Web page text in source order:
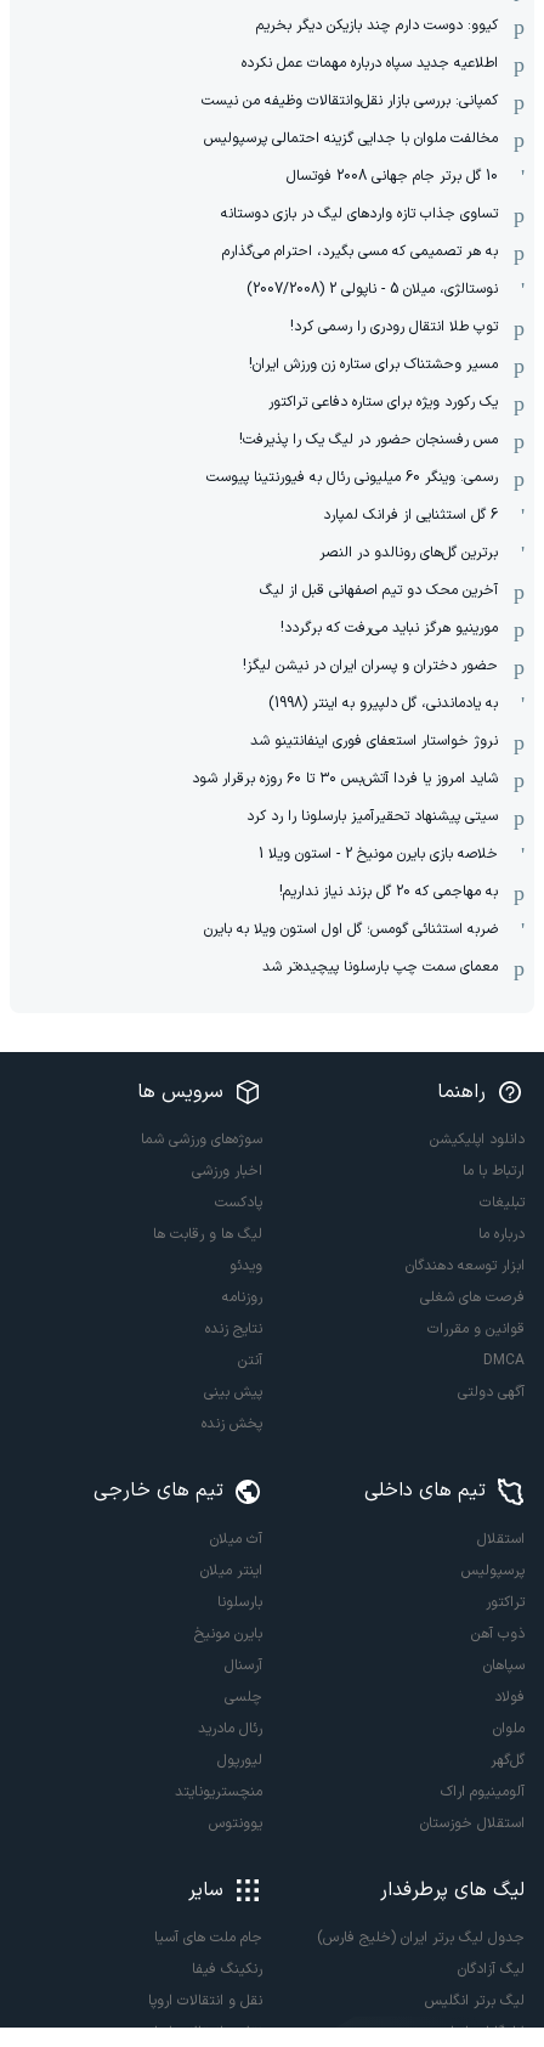
کیوو: دوست دارم چند بازیکن دیگر بخریم
اطلاعیه جدید سپاه درباره مهمات عمل نکرده
کمپانی: بررسی بازار نقل‌وانتقالات وظیفه من نیست
مخالفت ملوان با جدایی گزینه احتمالی پرسپولیس
10 گل برتر جام جهانی 2008 فوتسال
تساوی جذاب تازه واردهای لیگ در بازی دوستانه
به هر تصمیمی که مسی بگیرد، احترام می‌گذارم
نوستالژی، میلان 5 - ناپولی 2 (2007/2008)
توپ طلا انتقال رودری را رسمی کرد!
مسیر وحشتناک برای ستاره زن ورزش ایران!
یک رکورد ویژه برای ستاره دفاعی تراکتور
مس رفسنجان حضور در لیگ یک را پذیرفت!
رسمی: وینگر 60 میلیونی رئال به فیورنتینا پیوست
6 گل استثنایی از فرانک لمپارد
برترین گل‌های رونالدو در النصر
آخرین محک دو تیم اصفهانی قبل از لیگ
مورینیو هرگز نباید می‌رفت که برگردد!
حضور دختران و پسران ایران در نیشن لیگز!
به یادماندنی، گل دلپیرو به اینتر (1998)
نروژ خواستار استعفای فوری اینفانتینو شد
شاید امروز یا فردا آتش‌بس ۳۰ تا ۶۰ روزه برقرار شود
سیتی پیشنهاد تحقیرآمیز بارسلونا را رد کرد
خلاصه بازی بایرن مونیخ 2 - استون ویلا 1
به مهاجمی که 20 گل بزند نیاز نداریم!
ضربه استثنائی گومس؛ گل اول استون ویلا به بایرن
معمای سمت چپ بارسلونا پیچیده‌تر شد
راهنما
دانلود اپلیکیشن
ارتباط با ما
تبلیغات
درباره ما
ابزار توسعه دهندگان
فرصت های شغلی
قوانین و مقررات
DMCA
آگهی دولتی
سرویس ها
سوژه‌های ورزشی شما
اخبار ورزشی
پادکست
لیگ ها و رقابت ها
ویدئو
روزنامه
نتایج زنده
آنتن
پیش بینی
پخش زنده
تیم های داخلی
استقلال
پرسپولیس
تراکتور
ذوب آهن
سپاهان
فولاد
ملوان
گل‌گهر
آلومینیوم اراک
استقلال خوزستان
تیم های خارجی
آث میلان
اینتر میلان
بارسلونا
بایرن مونیخ
آرسنال
چلسی
رئال مادرید
لیورپول
منچستریونایتد
یوونتوس
لیگ های پرطرفدار
جدول لیگ برتر ایران (خلیج فارس)
لیگ آزادگان
لیگ برتر انگلیس
لالیگا اسپانیا
سایر
جام ملت های آسیا
رنکینگ فیفا
نقل و انتقالات اروپا
نقل و انتقالات ایران